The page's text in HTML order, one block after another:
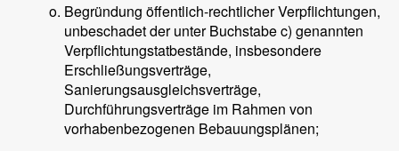
Begründung öffentlich-rechtlicher Verpflichtungen,
unbeschadet der unter Buchstabe c) genannten
Verpflichtungstatbestände, insbesondere
Erschließungsverträge,
Sanierungsausgleichsverträge,
Durchführungsverträge im Rahmen von
vorhabenbezogenen Bebauungsplänen;